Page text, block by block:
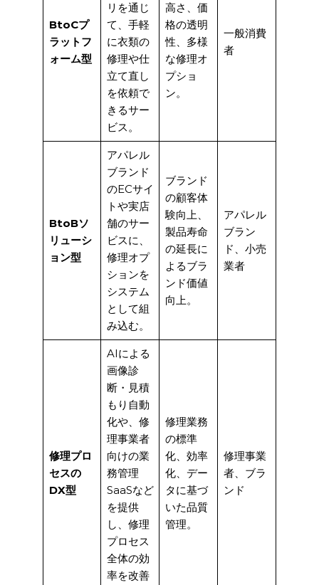
BtoCプ
ラットフ
ォーム型
リを通じ
て、手軽
に衣類の
修理や仕
立て直し
を依頼で
きるサー
ビス。
高さ、価
格の透明
性、多様
な修理オ
プショ
ン。
一般消費
者
BtoBソ
リューシ
ョン型
アパレル
ブランド
のECサイ
トや実店
舗のサー
ビスに、
修理オプ
ションを
システム
として組
み込む。
ブランド
の顧客体
験向上、
製品寿命
の延長に
よるブラ
ンド価値
向上。
アパレル
ブラン
ド、小売
業者
修理プロ
セスの
DX型
AIによる
画像診
断・見積
もり自動
化や、修
理事業者
向けの業
務管理
SaaSなど
を提供
し、修理
プロセス
全体の効
率を改善
修理業務
の標準
化、効率
化、デー
タに基づ
いた品質
管理。
修理事業
者、ブラ
ンド